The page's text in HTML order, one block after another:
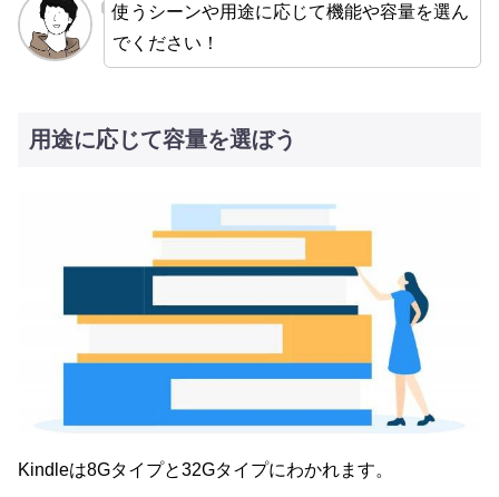
使うシーンや用途に応じて機能や容量を選ん
でください！
用途に応じて容量を選ぼう
Kindleは8Gタイプと32Gタイプにわかれます。